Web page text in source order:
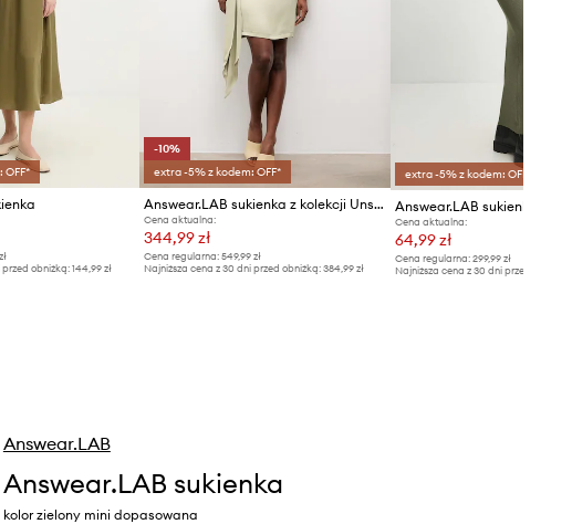
OFF*
przed obniżką: 144,99 zł
-10%
extra -5% z kodem: OFF*
Answear.LAB sukienka z kolekcji Unscripted
Cena aktualna:
344,99 zł
Cena regularna:549,99 zł
Najniższa cena z 30 dni przed obniżką:384,99 zł
extra -5% z kodem: OFF*
Answear.LAB sukienka z
Cena aktualna:
64,99 zł
Cena regularna: 299,99 zł
Najniższa cena z 30 dni przed obniżką:
Answear.LAB
Answear.LAB sukienka
kolor zielony mini dopasowana